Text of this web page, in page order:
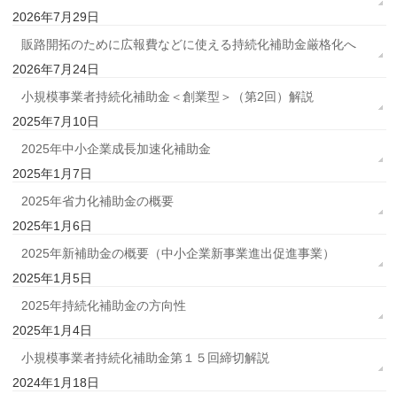
2026年7月29日
販路開拓のために広報費などに使える持続化補助金厳格化へ
2026年7月24日
小規模事業者持続化補助金＜創業型＞（第2回）解説
2025年7月10日
2025年中小企業成長加速化補助金
2025年1月7日
2025年省力化補助金の概要
2025年1月6日
2025年新補助金の概要（中小企業新事業進出促進事業）
2025年1月5日
2025年持続化補助金の方向性
2025年1月4日
小規模事業者持続化補助金第１５回締切解説
2024年1月18日